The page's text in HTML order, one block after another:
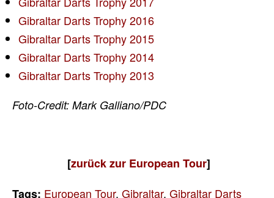
Gibraltar Darts Trophy 2016
Gibraltar Darts Trophy 2015
Gibraltar Darts Trophy 2014
Gibraltar Darts Trophy 2013
Foto-Credit: Mark Galliano/PDC
[zurückzur European Tour]
Tags: European Tour, Gibraltar, Gibraltar Darts